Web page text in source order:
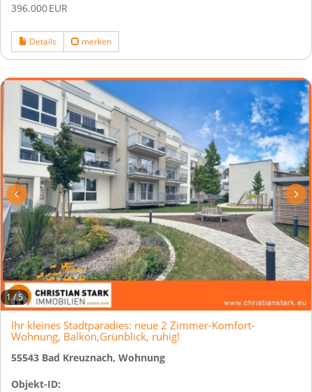
396.000 EUR
Details merken
1/5
Ihr kleines Stadtparadies: neue 2 Zimmer-Komfort-
Wohnung, Balkon,Grünblick, ruhig!
55543 Bad Kreuznach, Wohnung
Objekt-ID: